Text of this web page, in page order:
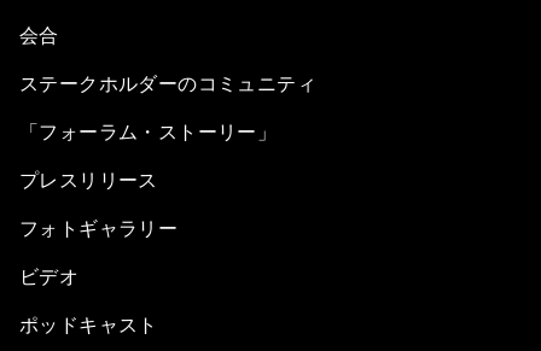
会合
ステークホルダーのコミュニティ
「フォーラム・ストーリー」
プレスリリース
フォトギャラリー
ビデオ
ポッドキャスト